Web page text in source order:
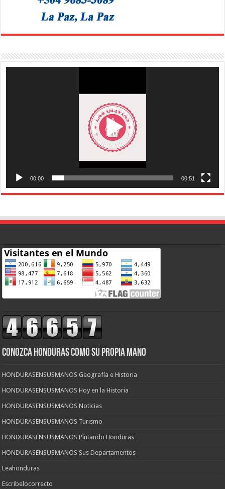
00:00 00:51
CONOZCA HONDURAS COMO SU PROPIA MANO
HONDURASENSUSMANOS Geografía e Historia
HONDURASENSUSMANOS Hoy en la Historia
HONDURASENSUSMANOS Noticias
HONDURASENSUSMANOS Turismo
HONDURASENSUSMANOS Pintando Honduras
HONDURASENSUSMANOS Sus Departamentos
Leahonduras
Escribelocorrecto